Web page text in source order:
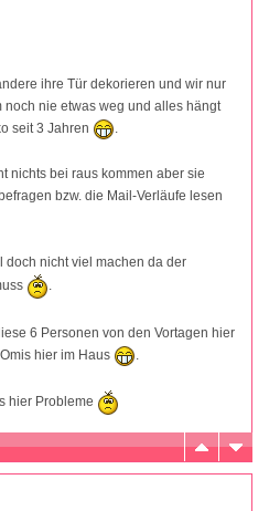
ihre Tür dekorieren und wir nur
nie etwas weg und alles hängt
seit 3 Jahren
.
nichts bei raus kommen aber sie
bzw. die Mail-Verläufe lesen
doch nicht viel machen da der
.
6 Personen von den Vortagen hier
hier im Haus
.
hier Probleme